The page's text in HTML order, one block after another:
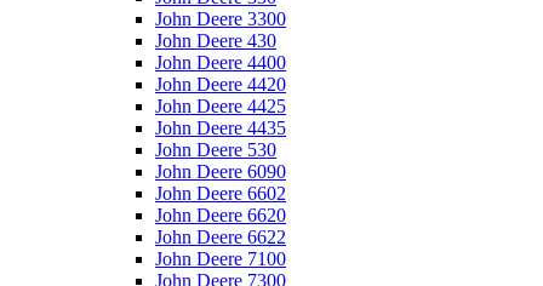
John Deere 3300
John Deere 430
John Deere 4400
John Deere 4420
John Deere 4425
John Deere 4435
John Deere 530
John Deere 6090
John Deere 6602
John Deere 6620
John Deere 6622
John Deere 7100
John Deere 7300